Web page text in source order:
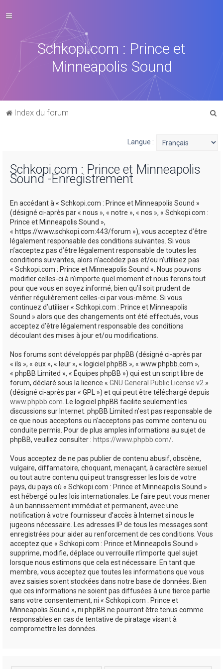
Schkopi.com : Prince et
Minneapolis Sound
Index du forum
Langue :
Schkopi.com : Prince et Minneapolis
Sound -Enregistrement
En accédant à « Schkopi.com : Prince et Minneapolis Sound »
(désigné ci-après par « nous », « notre », « nos », « Schkopi.com :
Prince et Minneapolis Sound »,
« https://www.schkopi.com:443/forum »), vous acceptez d’être
légalement responsable des conditions suivantes. Si vous
n’acceptez pas d’être légalement responsable de toutes les
conditions suivantes, alors n’accédez pas et/ou n’utilisez pas
« Schkopi.com : Prince et Minneapolis Sound ». Nous pouvons
modifier celles-ci à n’importe quel moment et nous ferons tout
pour que vous en soyez informé, bien qu’il soit prudent de
vérifier régulièrement celles-ci par vous-même. Si vous
continuez d’utiliser « Schkopi.com : Prince et Minneapolis
Sound » alors que des changements ont été effectués, vous
acceptez d’être légalement responsable des conditions
découlant des mises à jour et/ou modifications.
Nos forums sont développés par phpBB (désigné ci-après par
« ils », « eux », « leur », « logiciel phpBB », « www.phpbb.com »,
« phpBB Limited », « Équipes phpBB ») qui est un script libre de
forum, déclaré sous la licence « GNU General Public License v2 »
(désigné ci-après par « GPL ») et qui peut être téléchargé depuis
www.phpbb.com . Le logiciel phpBB facilite seulement les
discussions sur Internet. phpBB Limited n’est pas responsable de
ce que nous acceptons ou n’acceptons pas comme contenu ou
conduite permis. Pour de plus amples informations au sujet de
phpBB, veuillez consulter : https://www.phpbb.com/
Vous acceptez de ne pas publier de contenu abusif, obscène,
vulgaire, diffamatoire, choquant, menaçant, à caractère sexuel
ou tout autre contenu qui peut transgresser les lois de votre
pays, du pays où « Schkopi.com : Prince et Minneapolis Sound »
est hébergé ou les lois internationales. Le faire peut vous mener
à un bannissement immédiat et permanent, avec une
notification à votre fournisseur d’accès à Internet si nous le
jugeons nécessaire. Les adresses IP de tous les messages sont
enregistrées pour aider au renforcement de ces conditions. Vous
acceptez que « Schkopi.com : Prince et Minneapolis Sound »
supprime, modifie, déplace ou verrouille n’importe quel sujet
lorsque nous estimons que cela est nécessaire. En tant que
membre, vous acceptez que toutes les informations que vous
avez saisies soient stockées dans notre base de données. Bien
que ces informations ne soient pas diffusées à une tierce partie
sans votre consentement, ni « Schkopi.com : Prince et
Minneapolis Sound », ni phpBB ne pourront être tenus comme
responsables en cas de tentative de piratage visant à
compromettre les données.